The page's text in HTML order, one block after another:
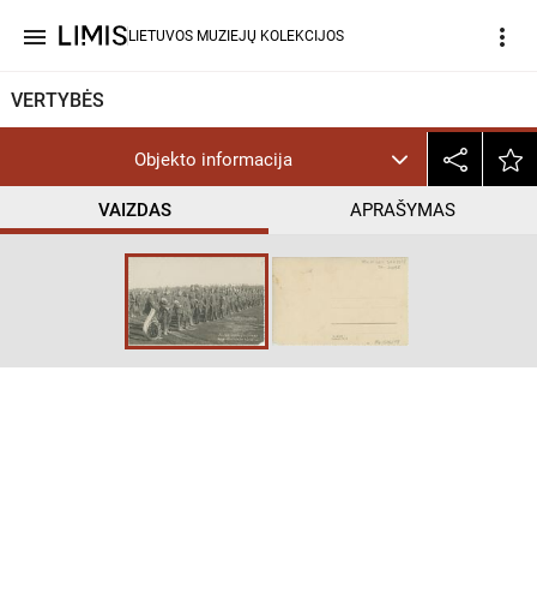
menu LIETUVOS MUZIEJŲ KOLEKCIJOS more_vert
VERTYBĖS
Objekto informacija
VAIZDAS APRAŠYMAS